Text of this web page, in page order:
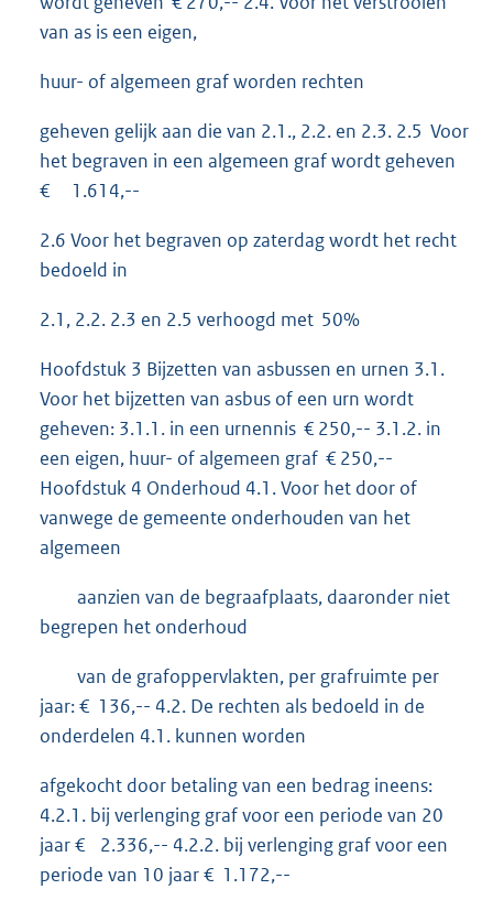
van as is een eigen,
huur- of algemeen graf worden rechten
geheven gelijk aan die van 2.1., 2.2. en 2.3. 2.5 Voor
het begraven in een algemeen graf wordt geheven
€ 1.614,--
2.6 Voor het begraven op zaterdag wordt het recht
bedoeld in
2.1, 2.2. 2.3 en 2.5 verhoogd met 50%
Hoofdstuk 3 Bijzetten van asbussen en urnen 3.1.
Voor het bijzetten van asbus of een urn wordt
geheven: 3.1.1. in een urnennis € 250,-- 3.1.2. in
een eigen, huur- of algemeen graf € 250,--
Hoofdstuk 4 Onderhoud 4.1. Voor het door of
vanwege de gemeente onderhouden van het
algemeen
aanzien van de begraafplaats, daaronder niet
begrepen het onderhoud
van de grafoppervlakten, per grafruimte per
jaar: € 136,-- 4.2. De rechten als bedoeld in de
onderdelen 4.1. kunnen worden
afgekocht door betaling van een bedrag ineens:
4.2.1. bij verlenging graf voor een periode van 20
jaar € 2.336,-- 4.2.2. bij verlenging graf voor een
periode van 10 jaar € 1.172,--